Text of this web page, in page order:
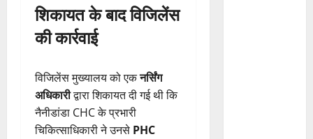
शिकायत के बाद विजिलेंस
की कार्रवाई
विजिलेंस मुख्यालय को एकनर्सिंग
अधिकारीद्वारा शिकायत दी गई थी कि
नैनीडांडा CHC के प्रभारी
चिकित्साधिकारी ने उनसे PHC